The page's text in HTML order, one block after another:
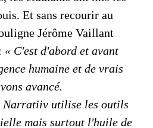
Et sans recourir au
Jérôme Vaillant
« C'est d'abord et avant
humaine et de vrais
avancé.
Narratiiv utilise les outils
mais surtout l'huile de